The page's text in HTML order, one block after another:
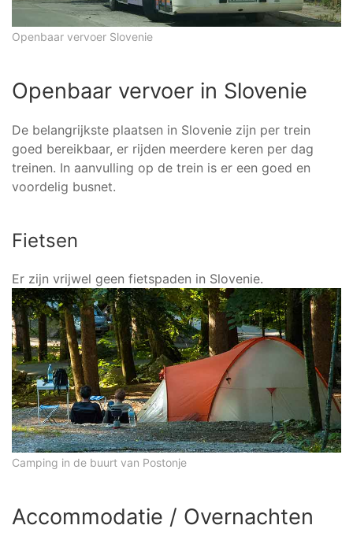
Openbaar vervoer Slovenie
Openbaar vervoer in Slovenie
De belangrijkste plaatsen in Slovenie zijn per trein
goed bereikbaar, er rijden meerdere keren per dag
treinen. In aanvulling op de trein is er een goed en
voordelig busnet.
Fietsen
Er zijn vrijwel geen fietspaden in Slovenie.
Camping in de buurt van Postonje
Accommodatie / Overnachten